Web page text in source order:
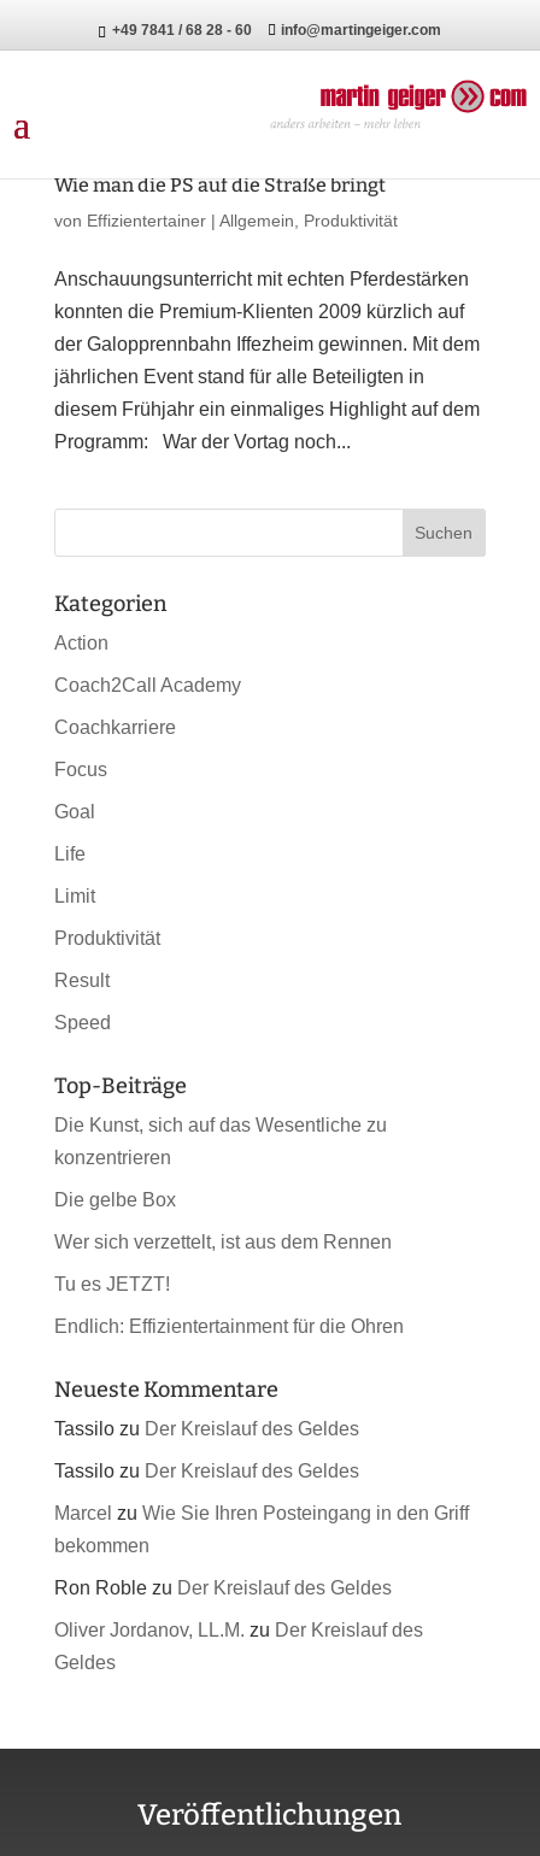
+49 7841 / 68 28 - 60 info@martingeiger.com
Wie man die PS auf die Straße bringt
von Effizientertainer| Allgemein Produktivität
Anschauungsunterricht mit echten Pferdestärken
konnten die Premium-Klienten 2009 kürzlich auf
der Galopprennbahn Iffezheim gewinnen. Mit dem
jährlichen Event stand für alle Beteiligten in
diesem Frühjahr ein einmaliges Highlight auf dem
Programm: War der Vortag noch...
Kategorien
Action
Coach2Call Academy
Coachkarriere
Focus
Goal
Life
Limit
Produktivität
Result
Speed
Top-Beiträge
Die Kunst, sich auf das Wesentliche zu
konzentrieren
Die gelbe Box
Wer sich verzettelt, ist aus dem Rennen
Tu es JETZT!
Endlich: Effizientertainment für die Ohren
Neueste Kommentare
Tassilozu Der Kreislauf des Geldes
Tassilozu Der Kreislauf des Geldes
Marcel zu Wie Sie Ihren Posteingang in den Griff
bekommen
Ron Roblezu Der Kreislauf des Geldes
Oliver Jordanov, LL.M. zu Der Kreislauf des
Geldes
Veröffentlichungen